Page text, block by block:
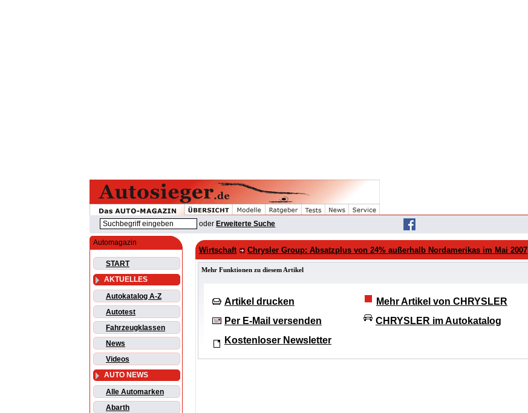
oder Erweiterte Suche
Automagazin
START
AKTUELLES
Autokatalog A-Z
Autotest
Fahrzeugklassen
News
Videos
AUTO NEWS
Alle Automarken
Abarth
Wirtschaft Chrysler Group: Absatzplus von 24% außerhalb Nordamerikas im Mai 2007
Mehr Funktionen zu diesem Artikel
Artikel drucken
Per E-Mail versenden
Kostenloser Newsletter
Mehr Artikel von CHRYSLER
CHRYSLER im Autokatalog